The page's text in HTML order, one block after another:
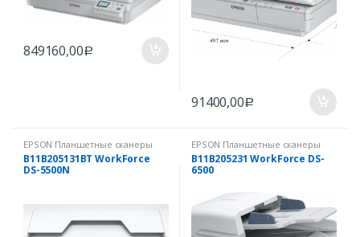
849160,00Р
91400,00Р
EPSON Планшетные сканеры
для бизнеса
B11B205131BT WorkForce
DS-5500N
EPSON Планшетные сканеры
для бизнеса
B11B205231 WorkForce DS-
6500